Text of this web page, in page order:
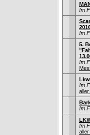
Im
Im
5.
Im
Im
aller
Im
Im
aller